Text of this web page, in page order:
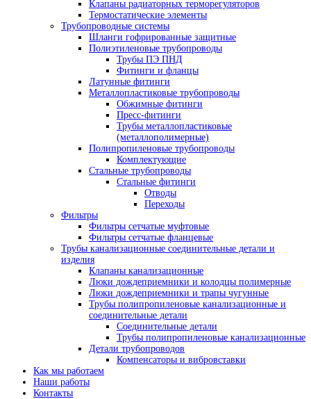
Клапаны радиаторных терморегуляторов
Термостатические элементы
Трубопроводные системы
Шланги гофрированные защитные
Полиэтиленовые трубопроводы
Трубы ПЭ ПНД
Фитинги и фланцы
Латунные фитинги
Металлопластиковые трубопроводы
Обжимные фитинги
Пресс-фитинги
Трубы металлопластиковые
(металлополимерные)
Полипропиленовые трубопроводы
Комплектующие
Стальные трубопроводы
Стальные фитинги
Отводы
Переходы
Фильтры
Фильтры сетчатые муфтовые
Фильтры сетчатые фланцевые
Трубы канализационные соединительные детали и
изделия
Клапаны канализационные
Люки дождеприемники и колодцы полимерные
Люки дождеприемники и трапы чугунные
Трубы полипропиленовые канализационные и
соединительные детали
Соединительные детали
Трубы полипропиленовые канализационные
Детали трубопроводов
Компенсаторы и вибровставки
Как мы работаем
Наши работы
Контакты